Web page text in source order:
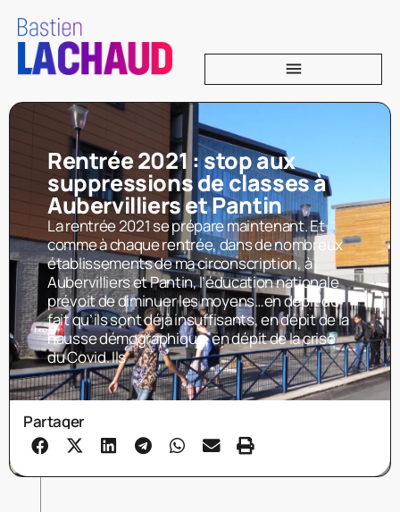
Rentrée 2021 : stop aux
suppressions de classes à
Aubervilliers et Pantin
La rentrée 2021 se prépare maintenant. Et
comme à chaque rentrée, dans de nombreux
établissements de ma circonscription, à
Aubervilliers et Pantin, l’éducation nationale
prévoit de diminuer les moyens…en dépit du
fait qu’ils sont déjà insuffisants, en dépit de la
hausse démographique, en dépit de la crise
du Covid. Ils
Partager